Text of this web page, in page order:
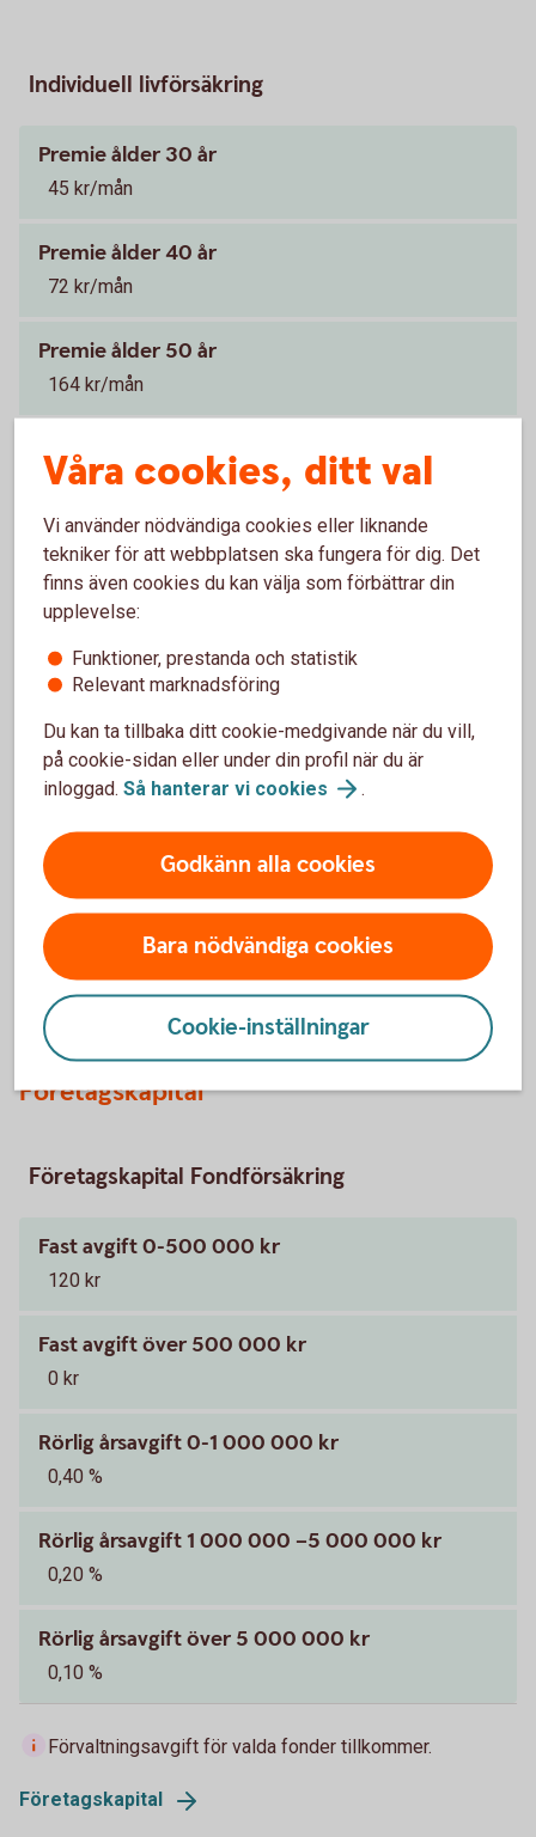
Individuell livförsäkring
Premie ålder 30 år
45 kr/mån
Premie ålder 40 år
72 kr/mån
Premie ålder 50 år
164 kr/mån
Premie ålder 60 år
476 kr/mån
Premier
Vid försäkringsbelopp om 1 000 000 kr 1
Premien beror på ålder och valt
försäkringsbelopp.
Individuell livförsäkring
Överlikviditet i bolaget
Förutom för placering av företagets pengar kan
kapitalförsäkringen användas för ökad avkastning av
överlikviditet. Prata med oss så hjälper vi er. Kontakta gärna
din företagsrådgivare eller en av våra placeringsrådgivare.
Företagskapital
Företagskapital Fondförsäkring
Fast avgift 0-500 000 kr
120 kr
Fast avgift över 500 000 kr
0 kr
Rörlig årsavgift 0-1 000 000 kr
0,40 %
Rörlig årsavgift 1 000 000 –5 000 000 kr
0,20 %
Rörlig årsavgift över 5 000 000 kr
0,10 %
Förvaltningsavgift för valda fonder tillkommer.
Företagskapital
Våra cookies, ditt val
Vi använder nödvändiga cookies eller liknande
tekniker för att webbplatsen ska fungera för dig. Det
finns även cookies du kan välja som förbättrar din
upplevelse:
Funktioner, prestanda och statistik
Relevant marknadsföring
Du kan ta tillbaka ditt cookie-medgivande när du vill,
på cookie-sidan eller under din profil när du är
inloggad. Så hanterar vi cookies .
Godkänn alla cookies
Bara nödvändiga cookies
Cookie-inställningar